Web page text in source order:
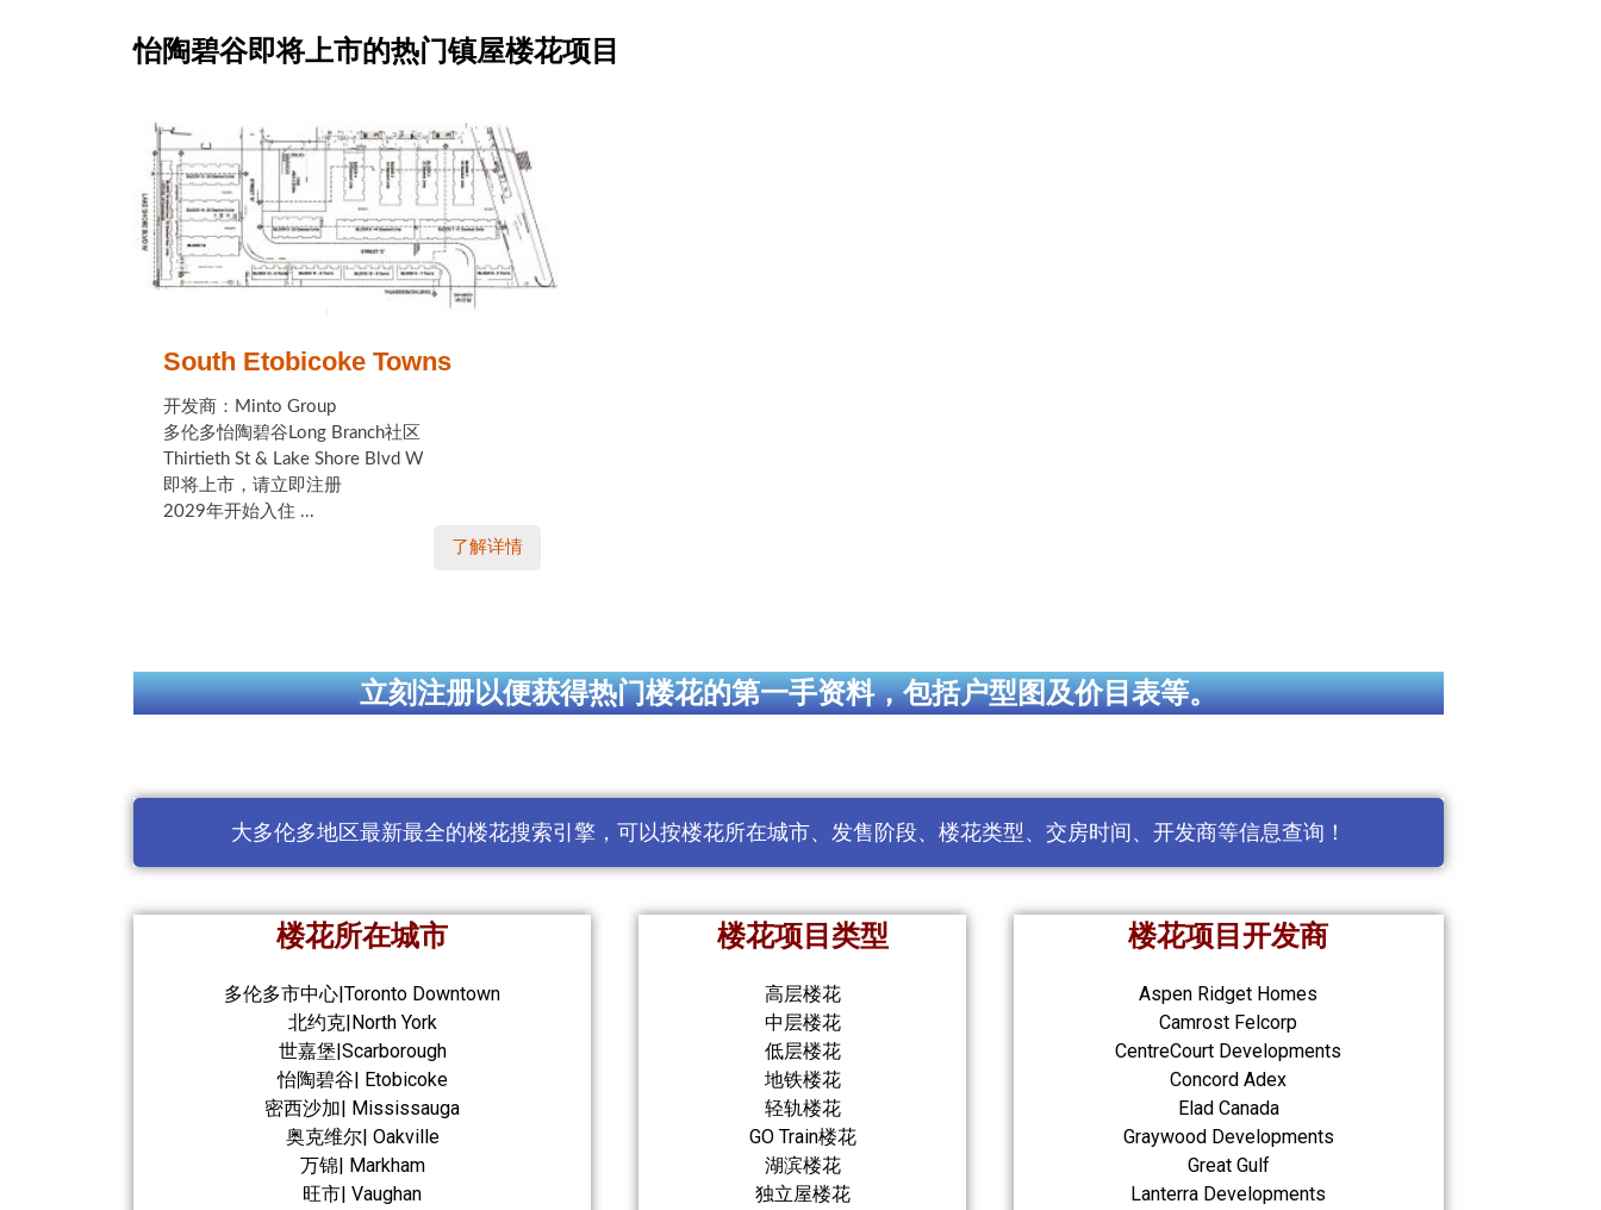
怡陶碧谷即将上市的热门镇屋楼花项目
South Etobicoke Towns
开发商：Minto Group
多伦多怡陶碧谷Long Branch社区
Thirtieth St & Lake Shore Blvd W
即将上市，请立即注册
2029年开始入住 ...
了解详情
立刻注册以便获得热门楼花的第一手资料，包括户型图及价目表等。
大多伦多地区最新最全的楼花搜索引擎，可以按楼花所在城市、发售阶段、楼花类型、交房时间、开发商等信息查询！
楼花所在城市
多伦多市中心|Toronto Downtown
北约克|North York
世嘉堡|Scarborough
怡陶碧谷| Etobicoke
密西沙加| Mississauga
奥克维尔| Oakville
万锦| Markham
旺市| Vaughan
楼花项目类型
高层楼花
中层楼花
低层楼花
地铁楼花
轻轨楼花
GO Train楼花
湖滨楼花
独立屋楼花
楼花项目开发商
Aspen Ridget Homes
Camrost Felcorp
CentreCourt Developments
Concord Adex
Elad Canada
Graywood Developments
Great Gulf
Lanterra Developments